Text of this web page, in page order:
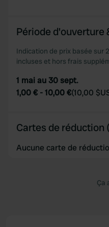
Période d'ouverture
Indication de prix basée sur
incluses et hors frais
1 mai au 30 sept.
1,00 € -10,00 €(10,00
Cartes de réduction
Aucune carte de
Ça